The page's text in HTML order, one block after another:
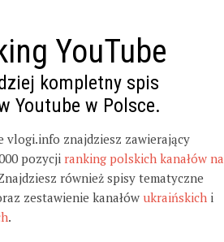
YouTube
kompletny spis
Youtube w Polsce.
vlogi.info znajdziesz zawierający
pozycji ranking polskich kanałów na
również spisy tematyczne
zestawienie kanałów ukraińskich i
.